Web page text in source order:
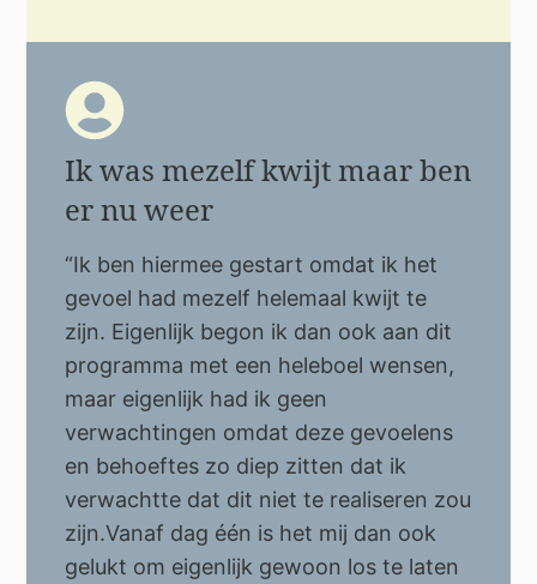
Ik was mezelf kwijt maar ben
er nu weer
“Ik ben hiermee gestart omdat ik het
gevoel had mezelf helemaal kwijt te
zijn. Eigenlijk begon ik dan ook aan dit
programma met een heleboel wensen,
maar eigenlijk had ik geen
verwachtingen omdat deze gevoelens
en behoeftes zo diep zitten dat ik
verwachtte dat dit niet te realiseren zou
zijn.Vanaf dag één is het mij dan ook
gelukt om eigenlijk gewoon los te laten